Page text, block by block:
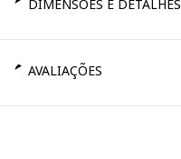
DIMENSÕES E DETALHES
AVALIAÇÕES